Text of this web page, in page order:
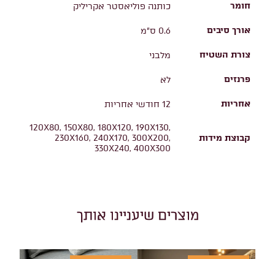
חומר כותנה פוליאסטר אקריליק
אורך סיבים 0.6 ס"מ
צורת השטיח מלבני
פרנזים לא
אחריות 12 חודשי אחריות
קבוצת מידות
120X80, 150X80, 180X120, 190X130,
230X160, 240X170, 300X200,
330X240, 400X300
מוצרים שיעניינו אותך